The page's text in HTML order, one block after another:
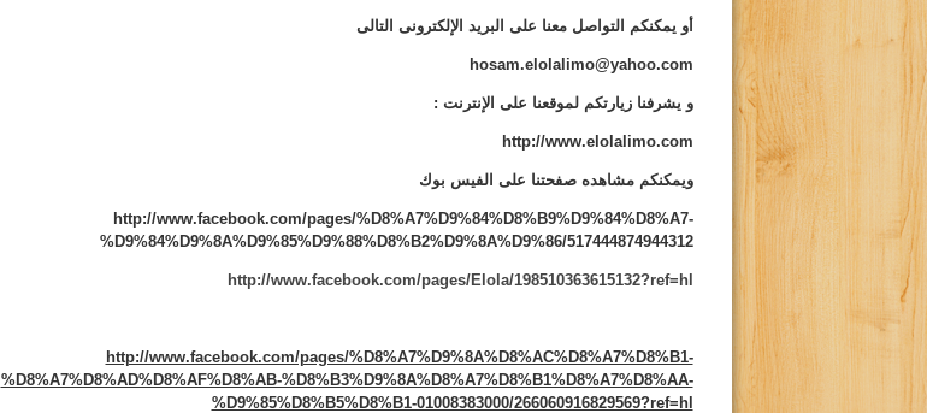
أو يمكنكم التواصل معنا على البريد الإلكترونى التالى
hosam.elolalimo@yahoo.com
و يشرفنا زيارتكم لموقعنا على الإنترنت :
http://www.elolalimo.com
ويمكنكم مشاهده صفحتنا على الفيس بوك
http://www.facebook.com/pages/%D8%A7%D9%84%D8%B9%D9%84%D8%A7-
%D9%84%D9%8A%D9%85%D9%88%D8%B2%D9%8A%D9%86/517444874944312
http://www.facebook.com/pages/Elola/198510363615132?ref=hl
http://www.facebook.com/pages/%D8%A7%D9%8A%D8%AC%D8%A7%D8%B1-
%D8%A7%D8%AD%D8%AF%D8%AB-%D8%B3%D9%8A%D8%A7%D8%B1%D8%A7%D8%AA-
%D9%85%D8%B5%D8%B1-01008383000/266060916829569?ref=hl